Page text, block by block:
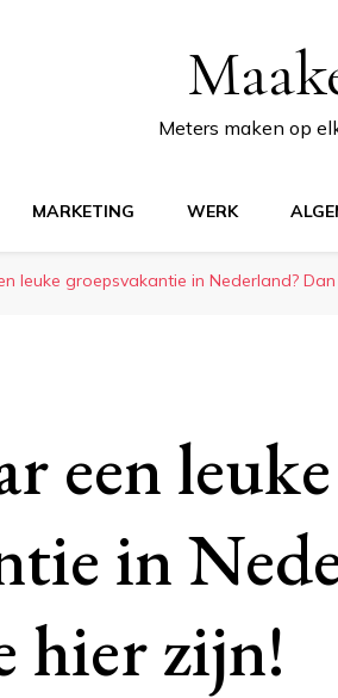
Meters maken op
MARKETING WERK
leuke groepsvakantie in Nederland?
een leuke
in
hier zijn!